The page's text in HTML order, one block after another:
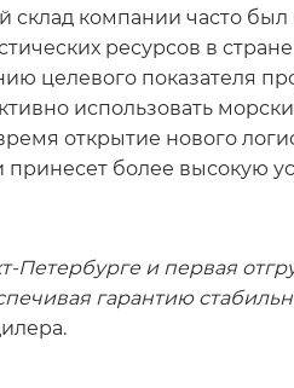
склад компании часто
ресурсов в
целевого показателя
использовать
открытие нового
более высокую
Петербурге и первая
гарантию